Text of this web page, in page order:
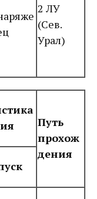
2 ЛУ
(Сев.
Урал)
Путь
прохож
дения